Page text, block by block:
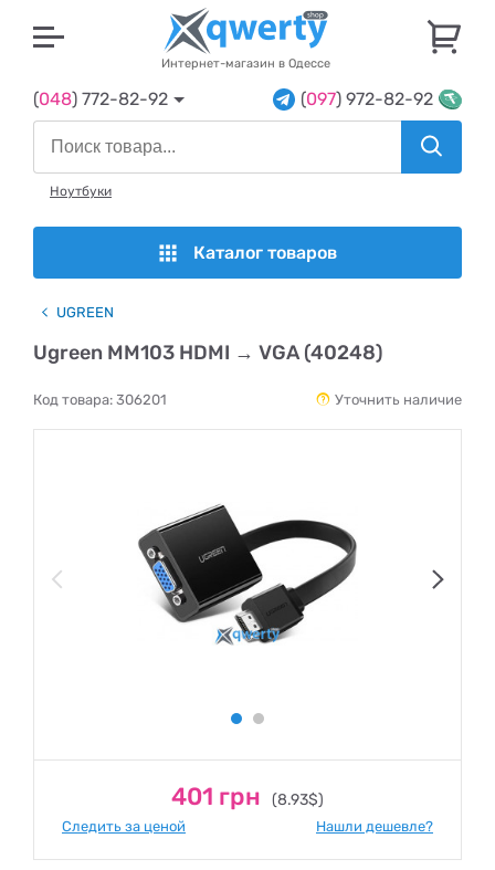
Интернет-магазин в Одессе
(048) 772-82-92 (097) 972-82-92
Ноутбуки
Каталог товаров
UGREEN
Ugreen MM103 HDMI → VGA (40248)
Код товара: 306201 Уточнить наличие
401 грн (8.93$)
Следить за ценой Нашли дешевле?